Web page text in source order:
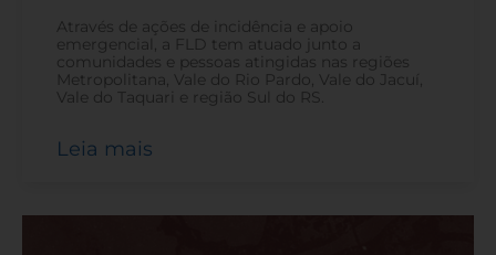
Através de ações de incidência e apoio
emergencial, a FLD tem atuado junto a
comunidades e pessoas atingidas nas regiões
Metropolitana, Vale do Rio Pardo, Vale do Jacuí,
Vale do Taquari e região Sul do RS.
Leia mais